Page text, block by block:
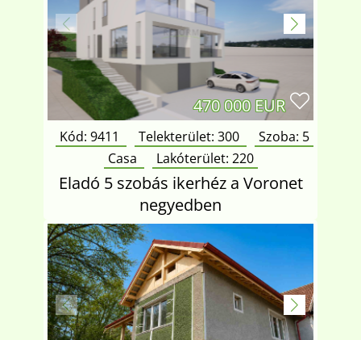
470 000 EUR
Kód: 9411 Telekterület: 300 Szoba: 5
Casa
Lakóterület: 220
Eladó 5 szobás ikerhéz a Voronet
negyedben